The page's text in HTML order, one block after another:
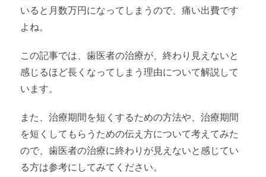
いると月数万円になってしまうので、痛い出費です
よね。
この記事では、歯医者の治療が、終わり見えないと
感じるほど長くなってしまう理由について解説して
います。
また、治療期間を短くするための方法や、治療期間
を短くしてもらうための伝え方について考えてみた
ので、歯医者の治療に終わりが見えないと感じてい
る方は参考にしてみてください。